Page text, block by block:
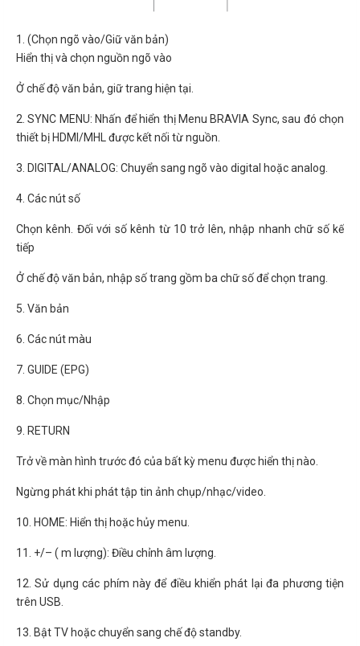
1. (Chọn ngõ vào/Giữ văn bản)
Hiển thị và chọn nguồn ngõ vào
Ở chế độ văn bản, giữ trang hiện tại.
2. SYNC MENU: Nhấn để hiển thị Menu BRAVIA Sync, sau đó chọn
thiết bị HDMI/MHL được kết nối từ nguồn.
3. DIGITAL/ANALOG: Chuyển sang ngõ vào digital hoặc analog.
4. Các nút số
Chọn kênh. Đối với số kênh từ 10 trở lên, nhập nhanh chữ số kế
tiếp
Ở chế độ văn bản, nhập số trang gồm ba chữ số để chọn trang.
5. Văn bản
6. Các nút màu
7. GUIDE (EPG)
8. Chọn mục/Nhập
9. RETURN
Trở về màn hình trước đó của bất kỳ menu được hiển thị nào.
Ngừng phát khi phát tập tin ảnh chụp/nhạc/video.
10. HOME: Hiển thị hoặc hủy menu.
11. +/– ( m lượng): Điều chỉnh âm lượng.
12. Sử dụng các phím này để điều khiển phát lại đa phương tiện
trên USB.
13. Bật TV hoặc chuyển sang chế độ standby.